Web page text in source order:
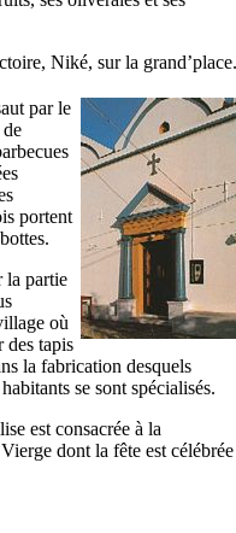
Niké, sur la grand’place.
par le
portent
la partie
où
des tapis
la fabrication desquels
se sont spécialisés.
est consacrée à la
dont la fête est célébrée